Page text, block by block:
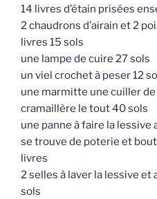
14 livres d’étain prisées
2 chaudrons d’airain et 2
livres 15 sols
une lampe de cuire 27 sols
un viel crochet à peser 12
une marmitte une cuiller
cramaillère le tout 40 sols
une panne à faire la lessive
se trouve de poterie et
livres
2 selles à laver la lessive
sols